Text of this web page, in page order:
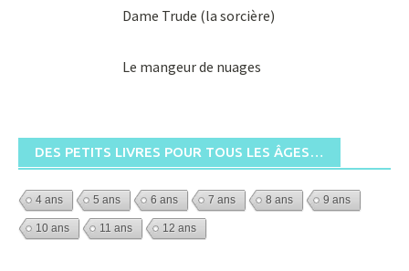
Dame Trude (la sorcière)
Le mangeur de nuages
DES PETITS LIVRES POUR TOUS LES ÂGES…
4 ans 5 ans 6 ans 7 ans 8 ans 9 ans
10 ans 11 ans 12 ans